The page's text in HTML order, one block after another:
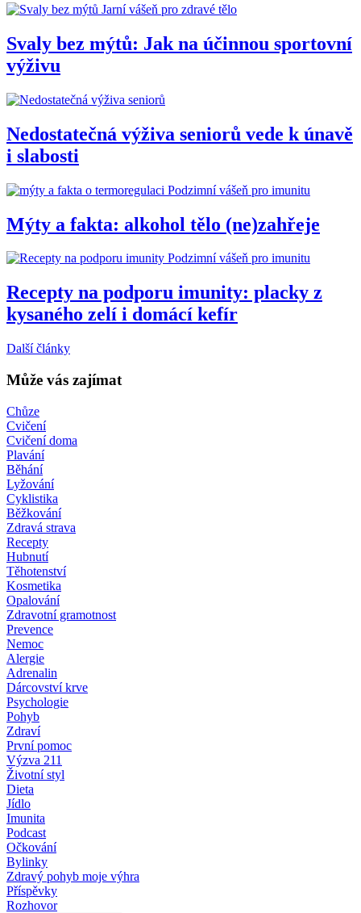
Jarní vášeň pro zdravé tělo
Svaly bez mýtů: Jak na účinnou sportovní
výživu
Nedostatečná výživa seniorů vede k únavě
i slabosti
Podzimní vášeň pro imunitu
Mýty a fakta: alkohol tělo (ne)zahřeje
Podzimní vášeň pro imunitu
Recepty na podporu imunity: placky z
kysaného zelí i domácí kefír
Další články
Může vás zajímat
Chůze
Cvičení
Cvičení doma
Plavání
Běhání
Lyžování
Cyklistika
Běžkování
Zdravá strava
Recepty
Hubnutí
Těhotenství
Kosmetika
Opalování
Zdravotní gramotnost
Prevence
Nemoc
Alergie
Adrenalin
Dárcovství krve
Psychologie
Pohyb
Zdraví
První pomoc
Výzva 211
Životní styl
Dieta
Jídlo
Imunita
Podcast
Očkování
Bylinky
Zdravý pohyb moje výhra
Příspěvky
Rozhovor